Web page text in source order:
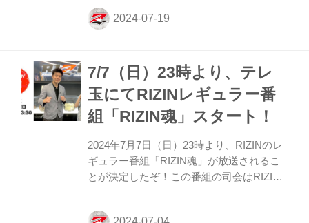
越祐也、JOY、SAMなどが登場！また試合
を直前に控えたゲストファイターや、その
テレビ、22時からTOKYO MX2でも生放
送！豪華ゲストが出演する超RIZIN.3直前ス
ぺシャルをお見逃しなく！ 超RIZIN.3直前
スぺシャル 概要 タイトル 『超RIZIN.3 全
番組内容 超RIZIN.3出...
7/7（日）23時より、テレ
玉にてRIZINレギュラー番
組「RIZIN魂」スタート！
2024年7月7日（日）23時より、RIZINのレ
ギュラー番組「RIZIN魂」が放送されるこ
とが決定したぞ！この番組の司会はRIZIN
務め、AKB48の武藤小麟がアシスタントを